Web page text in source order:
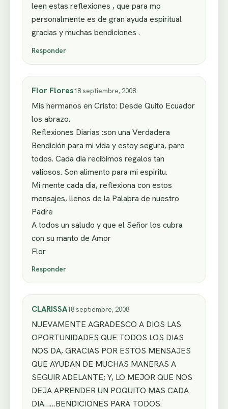
leen estas reflexiones , que para mo
personalmente es de gran ayuda espiritual
gracias y muchas bendiciones .
Responder
Flor Flores18 septiembre, 2008
Mis hermanos en Cristo: Desde Quito Ecuador
los abrazo.
Reflexiones Diarias :son una Verdadera
Bendición para mi vida y estoy segura, paro
todos. Cada dia recibimos regalos tan
valiosos. Son alimento para mi espiritu.
Mi mente cada dia, reflexiona con estos
mensajes, llenos de la Palabra de nuestro
Padre
A todos un saludo y que el Señor los cubra
con su manto de Amor
Flor
Responder
CLARISSA18 septiembre, 2008
NUEVAMENTE AGRADESCO A DIOS LAS
OPORTUNIDADES QUE TODOS LOS DIAS
NOS DA, GRACIAS POR ESTOS MENSAJES
QUE AYUDAN DE MUCHAS MANERAS A
SEGUIR ADELANTE; Y, LO MEJOR QUE NOS
DEJA APRENDER UN POQUITO MAS CADA
DIA……BENDICIONES PARA TODOS.